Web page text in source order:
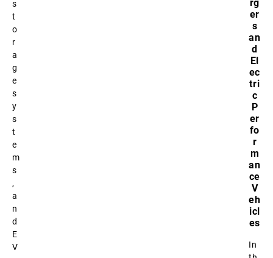
s
t
o
r
a
g
e
s
y
s
t
e
m
s
,
a
n
d
E
V
rg
er
s
an
d
El
ec
tri
c
P
er
fo
r
m
an
ce
V
eh
icl
es
In